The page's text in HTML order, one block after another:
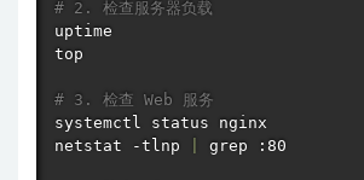
# 2. 检查服务器负载
uptime
top
# 3. 检查 Web 服务
netstat -tlnp grep :80